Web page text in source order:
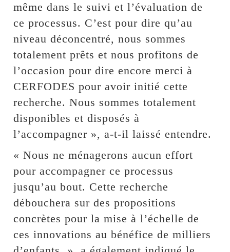
même dans le suivi et l’évaluation de
ce processus. C’est pour dire qu’au
niveau déconcentré, nous sommes
totalement prêts et nous profitons de
l’occasion pour dire encore merci à
CERFODES pour avoir initié cette
recherche. Nous sommes totalement
disponibles et disposés à
l’accompagner », a-t-il laissé entendre.
« Nous ne ménagerons aucun effort
pour accompagner ce processus
jusqu’au bout. Cette recherche
débouchera sur des propositions
concrètes pour la mise à l’échelle de
ces innovations au bénéfice de milliers